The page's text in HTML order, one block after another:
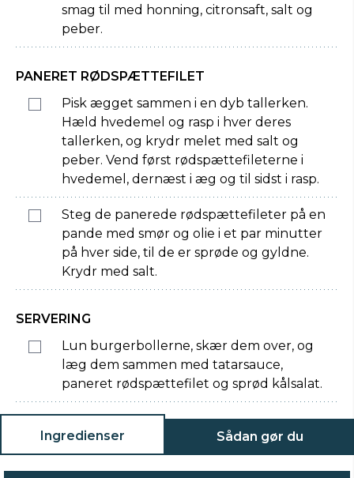
smag til med honning, citronsaft, salt og
peber.
PANERET RØDSPÆTTEFILET
Pisk ægget sammen i en dyb tallerken.
Hæld hvedemel og rasp i hver deres
tallerken, og krydr melet med salt og
peber. Vend først rødspættefileterne i
hvedemel, dernæst i æg og til sidst i rasp.
Steg de panerede rødspættefileter på en
pande med smør og olie i et par minutter
på hver side, til de er sprøde og gyldne.
Krydr med salt.
SERVERING
Lun burgerbollerne, skær dem over, og
læg dem sammen med tatarsauce,
paneret rødspættefilet og sprød kålsalat.
Ingredienser Sådan gør du